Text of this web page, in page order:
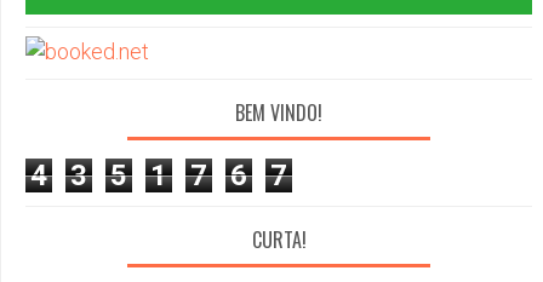
BEM VINDO!
4 3 5 1 7 6 7
CURTA!